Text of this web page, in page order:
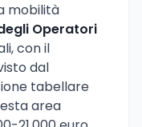
mobilità
Operatori
con il
dal
tabellare
area